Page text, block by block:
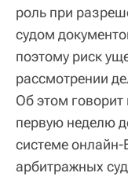
роль при
судом
поэтому риск
рассмотрении
Об этом
первую неделю
системе
арбитражных